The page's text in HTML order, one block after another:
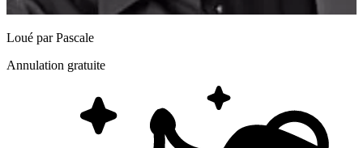
Loué parPascale
Annulation gratuite